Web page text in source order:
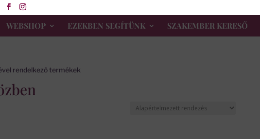
WEBSHOP EZEKBEN SEGÍTÜNK SZAKEMBER KERESŐ
rendelkező termékek